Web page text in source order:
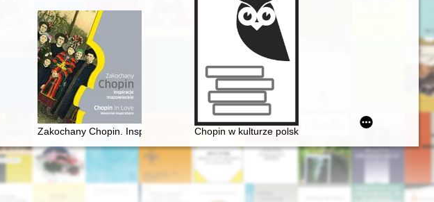
biografiiZakochany Chopin. Inspiracje mazowieckie. Chopin in love. Masovian inspiration
Chopin w kulturze polskiej